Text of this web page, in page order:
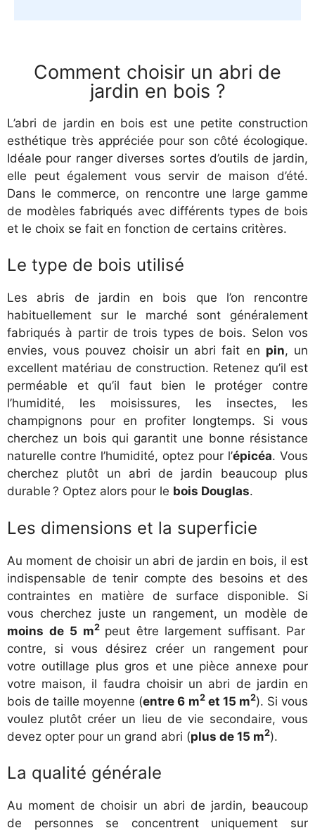
Comment choisir un abri de
jardin en bois ?
L’abri de jardin en bois est une petite construction
esthétique très appréciée pour son côté écologique.
Idéale pour ranger diverses sortes d’outils de jardin,
elle peut également vous servir de maison d’été.
Dans le commerce, on rencontre une large gamme
de modèles fabriqués avec différents types de bois
et le choix se fait en fonction de certains critères.
Le type de bois utilisé
Les abris de jardin en bois que l’on rencontre
habituellement sur le marché sont généralement
fabriqués à partir de trois types de bois. Selon vos
envies, vous pouvez choisir un abri fait en pin, un
excellent matériau de construction. Retenez qu’il est
perméable et qu’il faut bien le protéger contre
l’humidité, les moisissures, les insectes, les
champignons pour en profiter longtemps. Si vous
cherchez un bois qui garantit une bonne résistance
naturelle contre l’humidité, optez pour l’épicéa. Vous
cherchez plutôt un abri de jardin beaucoup plus
durable ? Optez alors pour le bois Douglas.
Les dimensions et la superficie
Au moment de choisir un abri de jardin en bois, il est
indispensable de tenir compte des besoins et des
contraintes en matière de surface disponible. Si
vous cherchez juste un rangement, un modèle de
moins de 5 m2 peut être largement suffisant. Par
contre, si vous désirez créer un rangement pour
votre outillage plus gros et une pièce annexe pour
votre maison, il faudra choisir un abri de jardin en
bois de taille moyenne (entre 6 m2et 15 m2). Si vous
voulez plutôt créer un lieu de vie secondaire, vous
devez opter pour un grand abri (plus de 15 m2).
La qualité générale
Au moment de choisir un abri de jardin, beaucoup
de personnes se concentrent uniquement sur